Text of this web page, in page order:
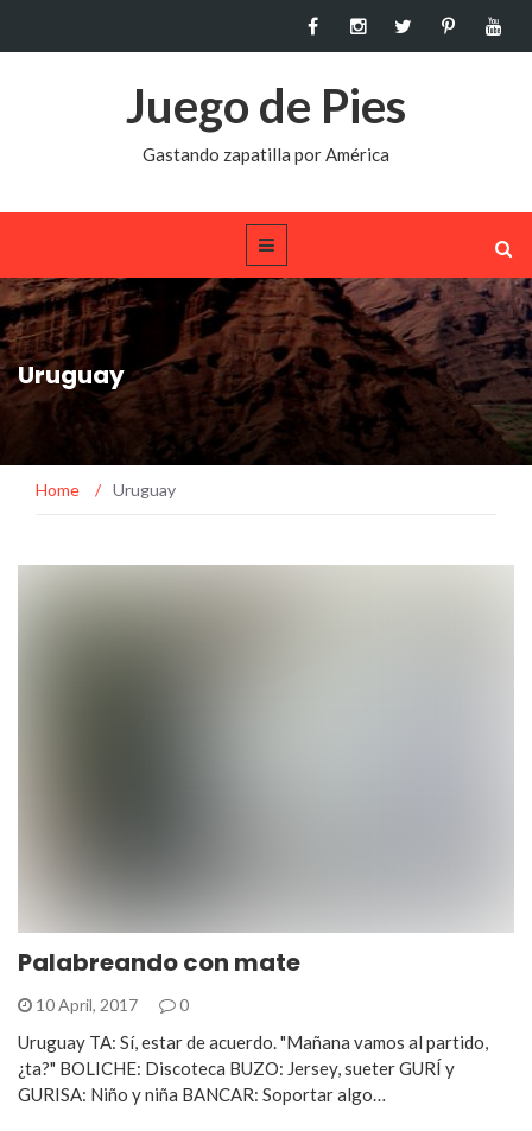
Juego de Pies
Gastando zapatilla por América
Uruguay
Home / Uruguay
Palabreando con mate
10 April, 2017 0
Uruguay TA: Sí, estar de acuerdo. "Mañana vamos al partido,
¿ta?" BOLICHE: Discoteca BUZO: Jersey, sueter GURÍ y
GURISA: Niño y niña BANCAR: Soportar algo…